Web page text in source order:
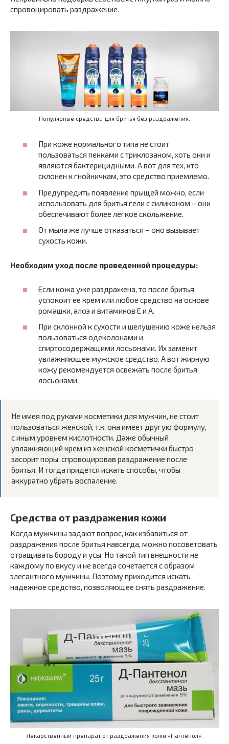
спровоцировать раздражение.
Популярные средства для бритья без раздражения.
При коже нормального типа не стоит
пользоваться пенками с триклозаном, хоть они и
являются бактерицидными. А вот для тех, кто
склонен к гнойничкам, это средство приемлемо.
Предупредить появление прыщей можно, если
использовать для бритья гели с силиконом – они
обеспечивают более легкое скольжение.
От мыла же лучше отказаться – оно вызывает
сухость кожи.
Необходим уход после проведенной процедуры:
Если кожа уже раздражена, то после бритья
успокоит ее крем или любое средство на основе
ромашки, алоэ и витаминов E и A.
При склонной к сухости и шелушению коже нельзя
пользоваться одеколонами и
спиртосодержащими лосьонами. Их заменит
увлажняющее мужское средство. А вот жирную
кожу рекомендуется освежать после бритья
лосьонами.
Не имея под руками косметики для мужчин, не стоит
пользоваться женской, т.к. она имеет другую формулу,
с иным уровнем кислотности. Даже обычный
увлажняющий крем из женской косметички быстро
засорит поры, спровоцировав раздражение после
бритья. И тогда придется искать способы, чтобы
аккуратно убрать воспаление.
Средства от раздражения кожи
Когда мужчины задают вопрос, как избавиться от
раздражения после бритья навсегда, можно посоветовать
отращивать бороду и усы. Но такой тип внешности не
каждому по вкусу и не всегда сочетается с образом
элегантного мужчины. Поэтому приходится искать
надежное средство, позволяющее снять раздражение.
Лекарственный препарат от раздражения кожи «Пантенол».